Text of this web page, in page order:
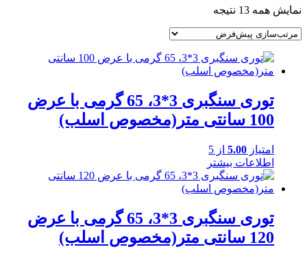
نمایش همه 13 نتیجه
توری سنگبری 3*3، 65 گرمی با عرض
100 سانتی متر(مخصوص اسلب)
امتیاز 5.00 از 5
اطلاعات بیشتر
توری سنگبری 3*3، 65 گرمی با عرض
120 سانتی متر(مخصوص اسلب)